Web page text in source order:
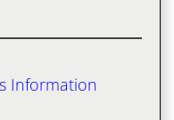
Information